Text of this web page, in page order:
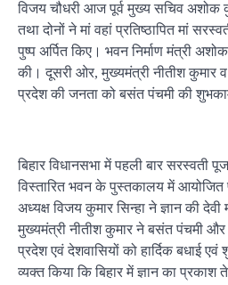
विजय चौधरी आज पूर्व मुख्य सचिव अशोक
तथा दोनों ने मां वहां प्रतिष्ठापित मां
पुष्प अर्पित किए। भवन निर्माण मंत्री
की। दूसरी ओर, मुख्यमंत्री नीतीश कुमार व
प्रदेश की जनता को बसंत पंचमी की
बिहार विधानसभा में पहली बार सरस्वती
विस्तारित भवन के पुस्तकालय में आयोजित
अध्यक्ष विजय कुमार सिन्हा ने ज्ञान की
मुख्यमंत्री नीतीश कुमार ने बसंत पंचमी
प्रदेश एवं देशवासियों को हार्दिक बधाई एवं
व्यक्त किया कि बिहार में ज्ञान का